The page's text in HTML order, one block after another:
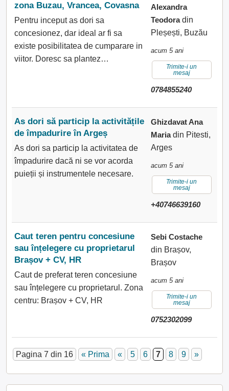
zona Buzau, Vrancea, Covasna
Pentru inceput as dori sa
concesionez, dar ideal ar fi sa
existe posibilitatea de cumparare in
viitor. Doresc sa plantez…
Alexandra
Teodoradin
Pleșești, Buzău
acum 5 ani
Trimite-i un
mesaj
0784855240
As dori să particip la activitățile
de împadurire în Argeș
As dori sa particip la activitatea de
împadurire dacă ni se vor acorda
puieții și instrumentele necesare.
Ghizdavat Ana
Mariadin Pitesti,
Arges
acum 5 ani
Trimite-i un
mesaj
+40746639160
Caut teren pentru concesiune
sau înțelegere cu proprietarul
Brașov + CV, HR
Caut de preferat teren concesiune
sau înțelegere cu proprietarul. Zona
centru: Brașov + CV, HR
Sebi Costache
din Brașov,
Brașov
acum 5 ani
Trimite-i un
mesaj
0752302099
Pagina 7 din 16 « Prima « 5 6 7 8 9 »